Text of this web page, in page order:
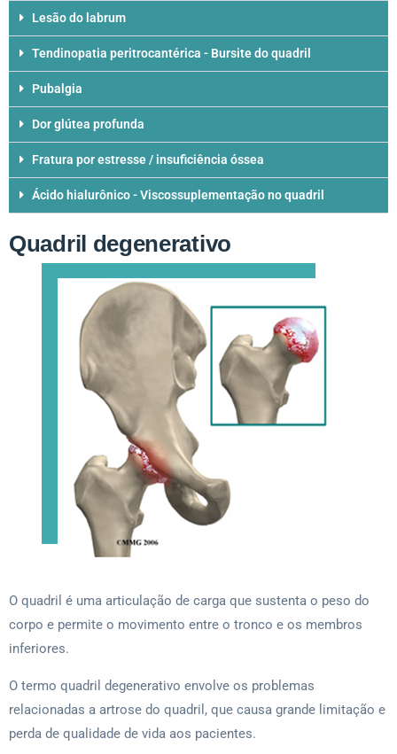
Lesão do labrum
Tendinopatia peritrocantérica - Bursite do quadril
Pubalgia
Dor glútea profunda
Fratura por estresse / insuficiência óssea
Ácido hialurônico - Viscossuplementação no quadril
Quadril degenerativo
O quadril é uma articulação de carga que sustenta o peso do
corpo e permite o movimento entre o tronco e os membros
inferiores.
O termo quadril degenerativo envolve os problemas
relacionadas a artrose do quadril, que causa grande limitação e
perda de qualidade de vida aos pacientes.